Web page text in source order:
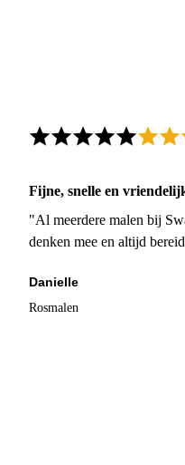
Fijne, snelle en
"Al meerdere malen bij
denken mee en altijd
Danielle
Rosmalen